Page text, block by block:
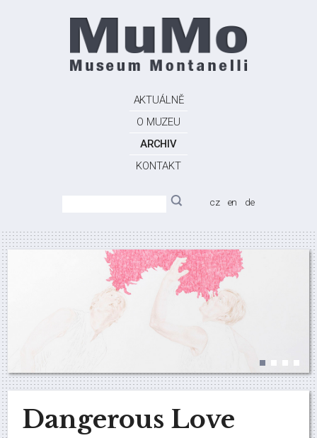
AKTUÁLNĚ
O MUZEU
ARCHIV
KONTAKT
cz en de
Dangerous Love